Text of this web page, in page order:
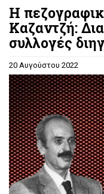
Η
Καζαντζή:
συλλογές
20 Αυγούστου 2022